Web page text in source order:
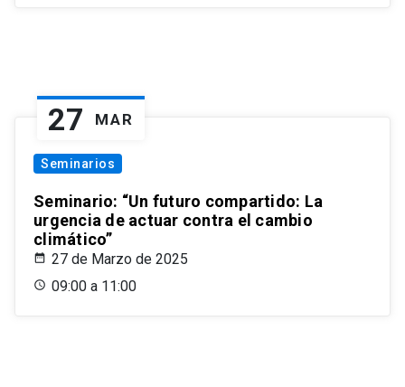
27 MAR
Seminarios
Seminario: “Un futuro compartido: La
urgencia de actuar contra el cambio
climático”
27 de Marzo de 2025
09:00 a 11:00